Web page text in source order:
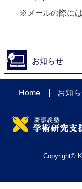
※メールの際には
お知らせ
Home お知
Copyright©